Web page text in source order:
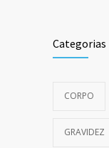
Categorias
CORPO
GRAVIDEZ